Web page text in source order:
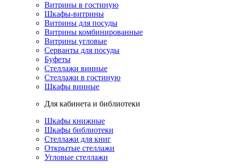
Витрины в гостиную
Шкафы-витрины
Витрины для посуды
Витрины комбинированные
Витрины угловые
Серванты для посуды
Буфеты
Стеллажи винные
Стеллажи в гостиную
Шкафы винные
Для кабинета и библиотеки
Шкафы книжные
Шкафы библиотеки
Стеллажи для книг
Открытые стеллажи
Угловые стеллажи